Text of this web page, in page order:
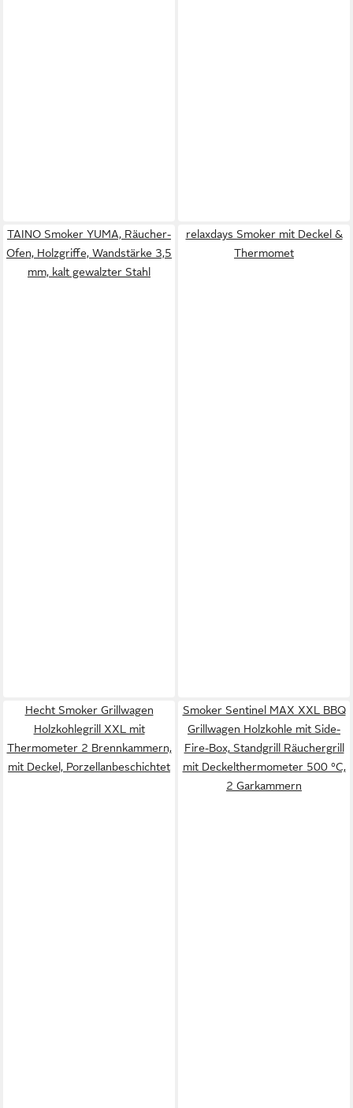
TAINO Smoker YUMA, Räucher-
Ofen, Holzgriffe, Wandstärke 3,5
mm, kalt gewalzter Stahl
relaxdays Smoker mit Deckel &
Thermomet
Hecht Smoker Grillwagen
Holzkohlegrill XXL mit
Thermometer 2 Brennkammern,
mit Deckel, Porzellanbeschichtet
Smoker Sentinel MAX XXL BBQ
Grillwagen Holzkohle mit Side-
Fire-Box, Standgrill Räuchergrill
mit Deckelthermometer 500 °C,
2 Garkammern